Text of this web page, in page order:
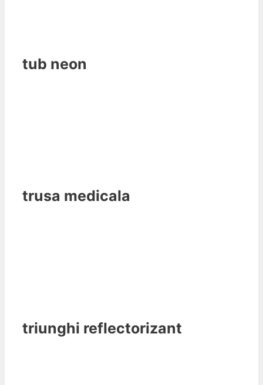
tub neon
trusa medicala
triunghi reflectorizant